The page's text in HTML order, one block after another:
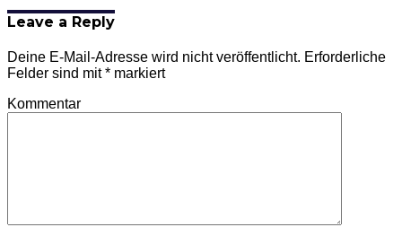
Leave a Reply
Deine E-Mail-Adresse wird nicht veröffentlicht. Erforderliche
Felder sind mit* markiert
Kommentar